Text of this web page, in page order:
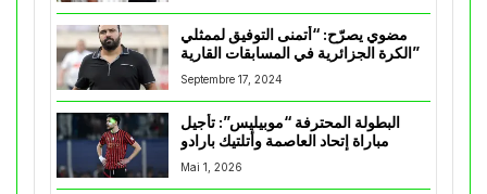
مضوي يصرّح: “أتمنى التوفيق لممثلي
الكرة الجزائرية في المسابقات القارية”
Septembre 17, 2024
البطولة المحترفة “موبيليس”: تأجيل
مباراة إتحاد العاصمة وأتلتيك بارادو
Mai 1, 2026